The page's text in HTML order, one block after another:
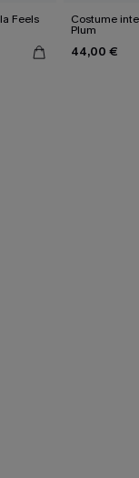
Feels Costume
Plum
44,00 €